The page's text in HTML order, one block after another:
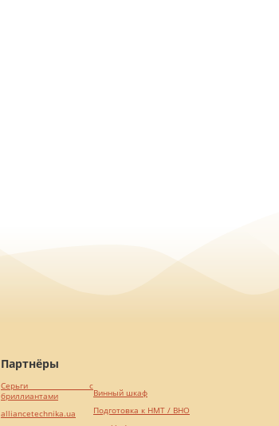
Партнёры
Серьги с
бриллиантами
alliancetechnika.ua
Винный шкаф
Подготовка к НМТ / ВНО